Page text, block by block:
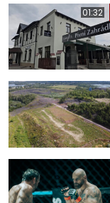
01:32